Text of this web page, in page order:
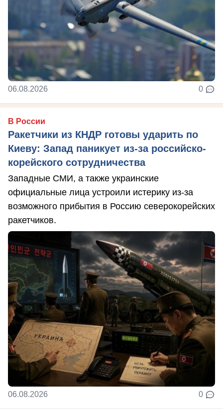
06.08.2026 0
В России
Ракетчики из КНДР готовы ударить по
Киеву: Запад паникует из-за российско-
корейского сотрудничества
Западные СМИ, а также украинские
официальные лица устроили истерику из-за
возможного прибытия в Россию северокорейских
ракетчиков.
06.08.2026 0